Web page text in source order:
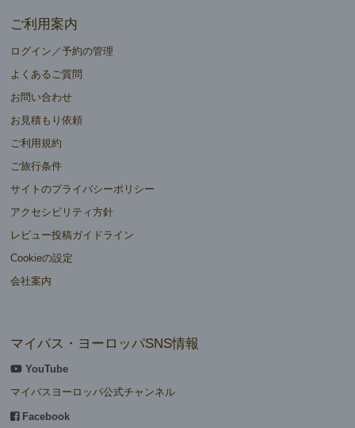
ご利用案内
ログイン／予約の管理
よくあるご質問
お問い合わせ
お見積もり依頼
ご利用規約
ご旅行条件
サイトのプライバシーポリシー
アクセシビリティ方針
レビュー投稿ガイドライン
Cookieの設定
会社案内
マイバス・ヨーロッパSNS情報
YouTube
マイバスヨーロッパ公式チャンネル
Facebook